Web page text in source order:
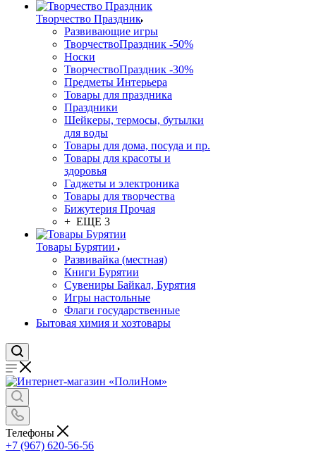
Творчество Праздник
Развивающие игры
ТворчествоПраздник -50%
Носки
ТворчествоПраздник -30%
Предметы Интерьера
Товары для праздника
Праздники
Шейкеры, термосы, бутылки
для воды
Товары для дома, посуда и пр.
Товары для красоты и
здоровья
Гаджеты и электроника
Товары для творчества
Бижутерия Прочая
+ ЕЩЕ 3
Товары Бурятии
Развивайка (местная)
Книги Бурятии
Сувениры Байкал, Бурятия
Игры настольные
Флаги государственные
Бытовая химия и хозтовары
Телефоны
+7 (967) 620-56-56